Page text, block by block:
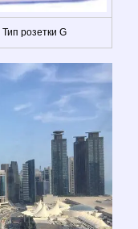
Тип розетки G